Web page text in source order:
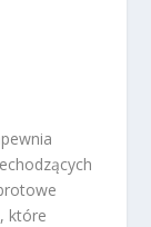
które